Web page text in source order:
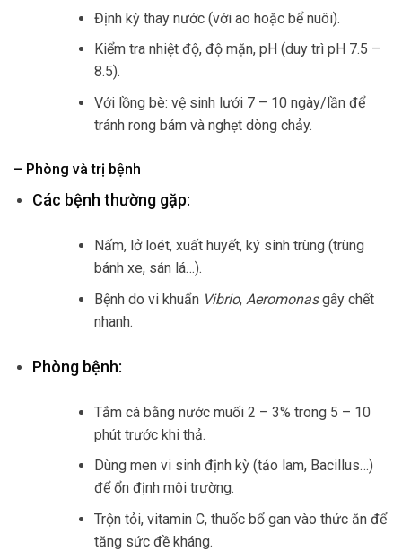
Định kỳ thay nước (với ao hoặc bể nuôi).
Kiểm tra nhiệt độ, độ mặn, pH (duy trì pH 7.5 –
8.5).
Với lồng bè: vệ sinh lưới 7 – 10 ngày/lần để
tránh rong bám và nghẹt dòng chảy.
– Phòng và trị bệnh
Các bệnh thường gặp:
Nấm, lở loét, xuất huyết, ký sinh trùng (trùng
bánh xe, sán lá…).
Bệnh do vi khuẩn Vibrio, Aeromonasgây chết
nhanh.
Phòng bệnh:
Tắm cá bằng nước muối 2 – 3% trong 5 – 10
phút trước khi thả.
Dùng men vi sinh định kỳ (tảo lam, Bacillus…)
để ổn định môi trường.
Trộn tỏi, vitamin C, thuốc bổ gan vào thức ăn để
tăng sức đề kháng.